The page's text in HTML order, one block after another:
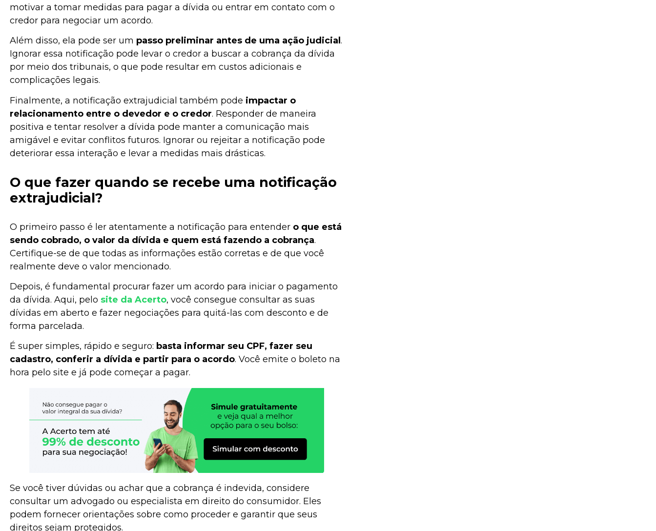
motivar a tomar medidas para pagar a dívida ou entrar em contato com o
credor para negociar um acordo.
Além disso, ela pode ser um passo preliminar antes de uma ação judicial .
Ignorar essa notificação pode levar o credor a buscar a cobrança da dívida
por meio dos tribunais, o que pode resultar em custos adicionais e
complicações legais.
Finalmente, a notificação extrajudicial também pode impactar o
relacionamento entre o devedor e o credor. Responder de maneira
positiva e tentar resolver a dívida pode manter a comunicação mais
amigável e evitar conflitos futuros. Ignorar ou rejeitar a notificação pode
deteriorar essa interação e levar a medidas mais drásticas.
O que fazer quando se recebe uma notificação
extrajudicial?
O primeiro passo é ler atentamente a notificação para entender o que está
sendo cobrado, o valor da dívida e quem está fazendo a cobrança.
Certifique-se de que todas as informações estão corretas e de que você
realmente deve o valor mencionado.
Depois, é fundamental procurar fazer um acordo para iniciar o pagamento
da dívida. Aqui, pelo site da Acerto, você consegue consultar as suas
dívidas em aberto e fazer negociações para quitá-las com desconto e de
forma parcelada.
É super simples, rápido e seguro: basta informar seu CPF, fazer seu
cadastro, conferir a dívida e partir para o acordo. Você emite o boleto na
hora pelo site e já pode começar a pagar.
Se você tiver dúvidas ou achar que a cobrança é indevida, considere
consultar um advogado ou especialista em direito do consumidor. Eles
podem fornecer orientações sobre como proceder e garantir que seus
direitos sejam protegidos.